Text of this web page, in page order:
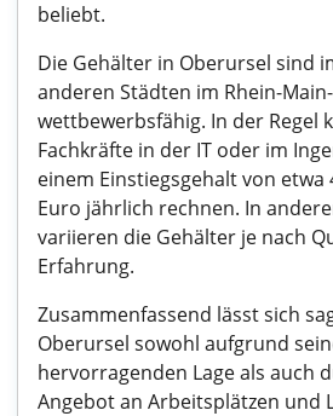
beliebt.
Die Gehälter in Oberursel sind
anderen Städten im Rhein-
wettbewerbsfähig. In der Regel
Fachkräfte in der IT oder im
einem Einstiegsgehalt von etwa
Euro jährlich rechnen. In
variieren die Gehälter je nach
Erfahrung.
Zusammenfassend lässt sich
Oberursel sowohl aufgrund
hervorragenden Lage als auch
Angebot an Arbeitsplätzen und